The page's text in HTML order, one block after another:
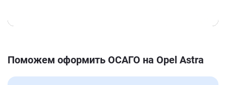
Поможем оформить ОСАГО на Opel Astra